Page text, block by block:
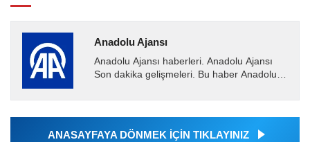
Anadolu Ajansı
Anadolu Ajansı haberleri. Anadolu Ajansı
Son dakika gelişmeleri. Bu haber Anadolu
Ajansı tarafından...
ANASAYFAYA DÖNMEK İÇİN TIKLAYINIZ